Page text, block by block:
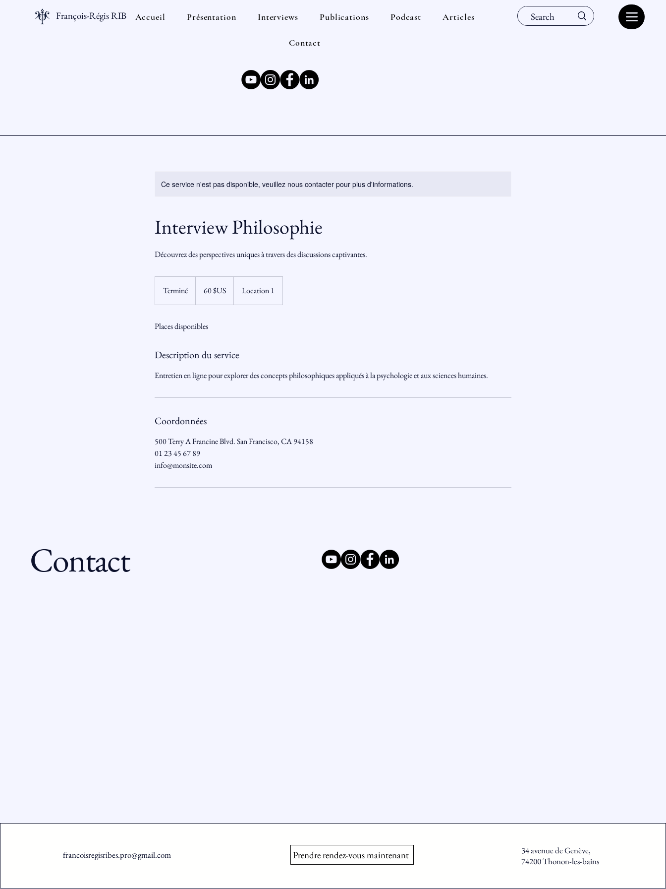
François-Régis RIBESAccueil Présentation Interviews Publications Podcast Articles
Contact
Ce service n'est pas disponible, veuillez nous contacter pour plus d'informations.
Interview Philosophie
Découvrez des perspectives uniques à travers des discussions captivantes.
Terminé
e
m
n
des60 $US Location 1
Places disponibles
Description du service
Entretien en ligne pour explorer des concepts philosophiques appliqués à la psychologie et aux sciences humaines.
Coordonnées
500 Terry A Francine Blvd. San Francisco, CA 94158
01 23 45 67 89
info@monsite.com
Contact
francoisregisribes.pro@gmail.com Prendre rendez-vous maintenant
34 avenue de Genève,
74200 Thonon-les-bains